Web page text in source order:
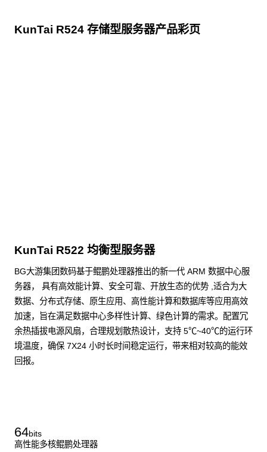
KunTai R524 存储型服务器产品彩页
KunTai R522 均衡型服务器
BG大游集团数码基于鲲鹏处理器推出的新一代 ARM 数据中心服
务器， 具有高效能计算、安全可靠、开放生态的优势 ,适合为大
数据、分布式存储、原生应用、高性能计算和数据库等应用高效
加速，旨在满足数据中心多样性计算、绿色计算的需求。配置冗
余热插拔电源风扇，合理规划散热设计，支持 5℃~40℃的运行环
境温度，确保 7X24 小时长时间稳定运行，带来相对较高的能效
回报。
64bits
高性能多核鲲鹏处理器